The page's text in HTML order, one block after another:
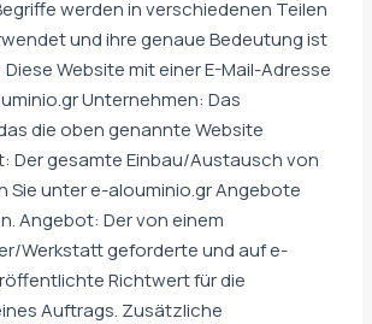
werden in verschiedenen Teilen
und ihre genaue Bedeutung ist
Website mit einer E-Mail-Adresse
Unternehmen: Das
die oben genannte Website
Der gesamte Einbau/Austausch von
Sie unter e-alouminio.gr Angebote
Angebot: Der von einem
Werkstatt geforderte und auf e-
Richtwert für die
Auftrags. Zusätzliche